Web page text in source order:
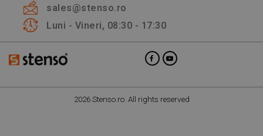
sales@stenso.ro
Luni - Vineri, 08:30 - 17:30
2026 Stenso.ro. All rights reserved